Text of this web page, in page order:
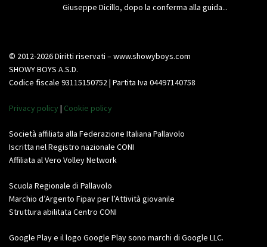
Giuseppe Dicillo, dopo la conferma alla guida...
© 2012-2026 Diritti riservati – www.showyboys.com
SHOWY BOYS A.S.D.
Codice fiscale 93115150752 | Partita Iva 04497140758
Privacy policy | Cookie policy
Società affiliata alla Federazione Italiana Pallavolo
Iscritta nel Registro nazionale CONI
Affiliata al Vero Volley Network
Scuola Regionale di Pallavolo
Marchio d’Argento Fipav per l’Attività giovanile
Struttura abilitata Centro CONI
Google Play e il logo Google Play sono marchi di Google LLC.